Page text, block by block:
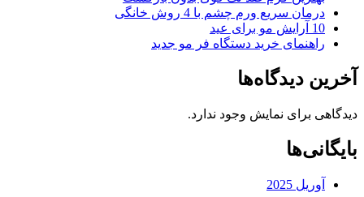
درمان سریع ورم چشم با 4 روش خانگی
10 آرایش مو برای عید
راهنمای خرید دستگاه فر مو جدید
آخرین دیدگاه‌ها
دیدگاهی برای نمایش وجود ندارد.
بایگانی‌ها
آوریل 2025